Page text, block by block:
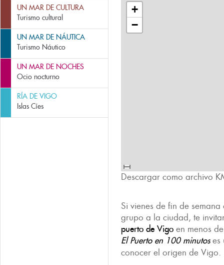
UN MAR DE CULTURA
Turismo cultural
UN MAR DE NÁUTICA
Turismo Náutico
UN MAR DE NOCHES
Ocio nocturno
RÍA DE VIGO
Islas Cíes
+
−
Descargar como archivo
Si vienes de fin de
grupo a la ciudad, te
puerto de Vigo en menos
El Puerto en 100 minutoses
conocer el origen de Vigo.